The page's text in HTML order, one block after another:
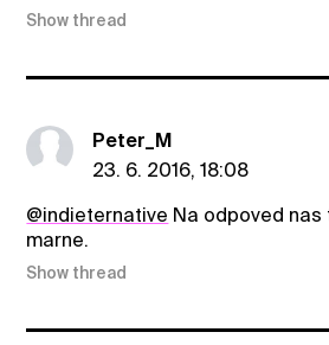
Show thread
Peter_M
23. 6. 2016, 18:08
@indieternative Na odpoved nas
marne.
Show thread